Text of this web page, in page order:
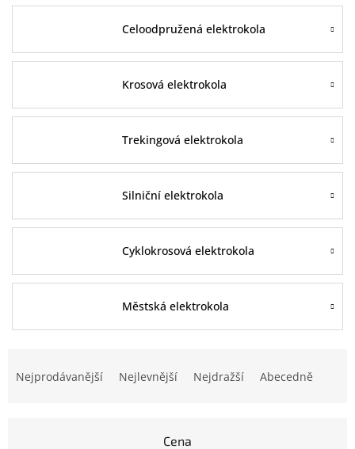
Celoodpružená elektrokola
Krosová elektrokola
Trekingová elektrokola
Silniční elektrokola
Cyklokrosová elektrokola
Městská elektrokola
Nejprodávanější Nejlevnější Nejdražší Abecedně
Cena